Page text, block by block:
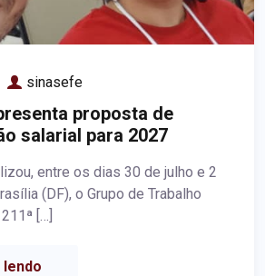
sinasefe
proposta de
salarial para 2027
entre os dias 30 de julho e 2
(DF), o Grupo de Trabalho
[…]
lendo